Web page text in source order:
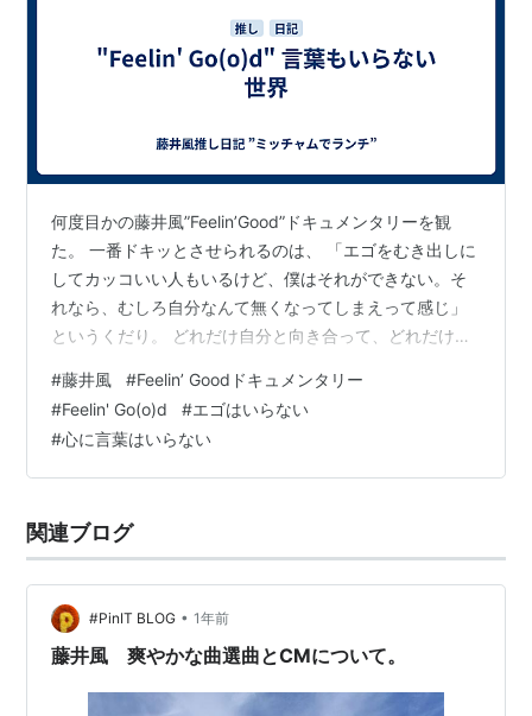
何度目かの藤井風”Feelin’Good”ドキュメンタリーを観
た。 一番ドキッとさせられるのは、 「エゴをむき出しに
してカッコいい人もいるけど、僕はそれができない。そ
れなら、むしろ自分なんて無くなってしまえって感じ」
というくだり。 どれだけ自分と向き合って、どれだけ周
否定することなく、自分は曲げる必要もないほど柔らか
くなって、溶けていくくらいの世界観。 だからこそ、心
の深いところで繋がって、目指すのは、もはや言葉さえ
いらない世界。 それが、”Feelin’ Go(o)d”だってことだ
いてけ…
#藤井風 #Feelin’ Goodドキュメンタリー
#Feelin' Go(o)d #エゴはいらない
#心に言葉はいらない
関連ブログ
#PinIT BLOG • 1年前
藤井風 爽やかな曲選曲とCMについて。